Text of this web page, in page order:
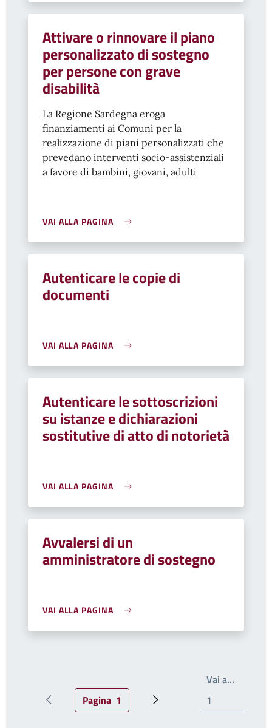
Attivare o rinnovare il piano
personalizzato di sostegno
per persone con grave
disabilità
La Regione Sardegna eroga
finanziamenti ai Comuni per la
realizzazione di piani personalizzati che
prevedano interventi socio-assistenziali
a favore di bambini, giovani, adulti
VAI ALLA PAGINA
Autenticare le copie di
documenti
VAI ALLA PAGINA
Autenticare le sottoscrizioni
su istanze e dichiarazioni
sostitutive di atto di notorietà
VAI ALLA PAGINA
Avvalersi di un
amministratore di sostegno
VAI ALLA PAGINA
Pagina precedentePagina attuale
Pagina 1 Pagina successiva
Vai a…